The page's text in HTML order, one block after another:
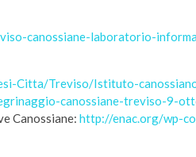
canossiane-laboratorio-
Citta/Treviso/Istituto-
canossiane-treviso-9-
Canossiane: http://enac.org/wp-